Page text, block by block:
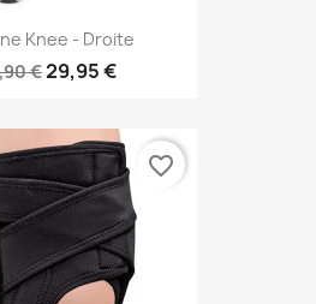
Knee - Droite
€29,95 €
favorite_border